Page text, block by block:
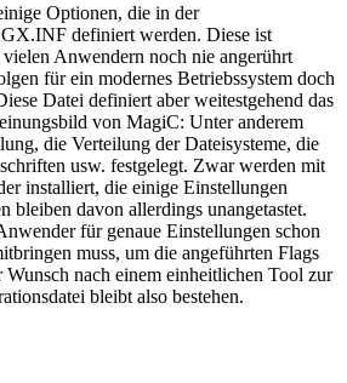
Optionen, die in der
definiert werden. Diese ist
Anwendern noch nie angerührt
für ein modernes Betriebssystem doch
Datei definiert aber weitestgehend das
von MagiC: Unter anderem
die Verteilung der Dateisysteme, die
usw. festgelegt. Zwar werden mit
installiert, die einige Einstellungen
bleiben davon allerdings unangetastet.
für genaue Einstellungen schon
muss, um die angeführten Flags
nach einem einheitlichen Tool zur
bleibt also bestehen.